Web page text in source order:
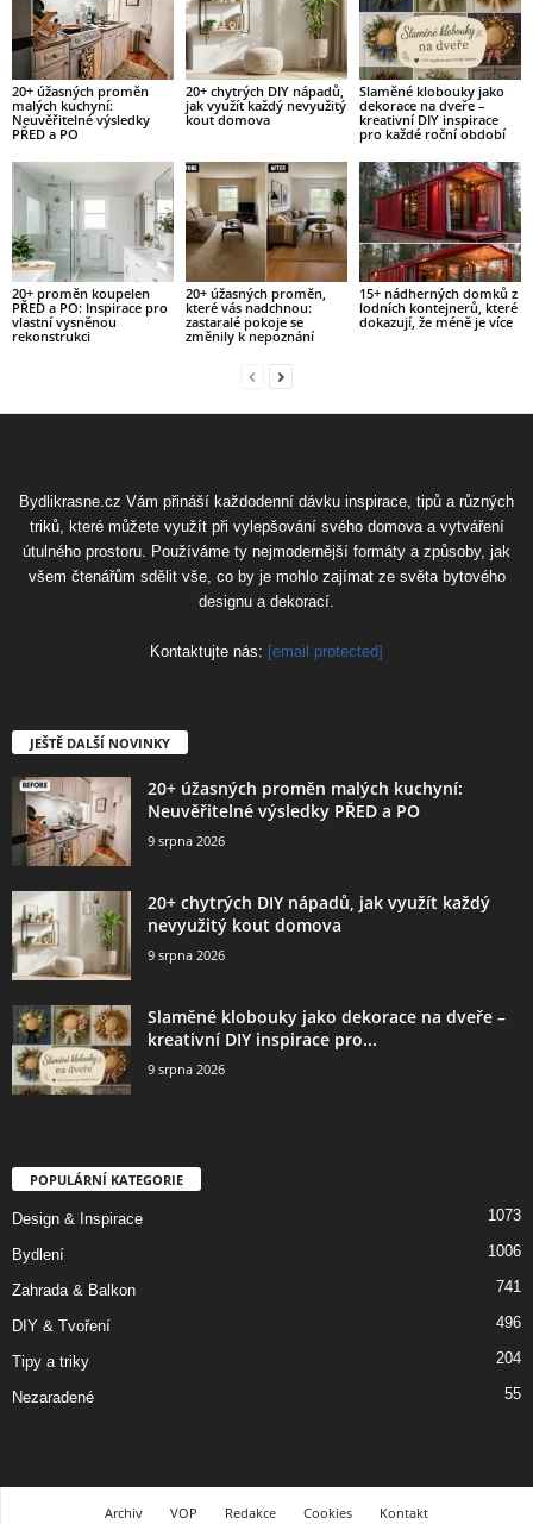
20+ úžasných proměn
malých kuchyní:
Neuvěřitelné výsledky
PŘED a PO
20+ chytrých DIY nápadů,
jak využít každý nevyužitý
kout domova
Slaměné klobouky jako
dekorace na dveře –
kreativní DIY inspirace
pro každé roční období
20+ proměn koupelen
PŘED a PO: Inspirace pro
vlastní vysněnou
rekonstrukci
20+ úžasných proměn,
které vás nadchnou:
zastaralé pokoje se
změnily k nepoznání
15+ nádherných domků z
lodních kontejnerů, které
dokazují, že méně je více
Bydlikrasne.cz Vám přináší každodenní dávku inspirace, tipů a různých
triků, které můžete využít při vylepšování svého domova a vytváření
útulného prostoru. Používáme ty nejmodernější formáty a způsoby, jak
všem čtenářům sdělit vše, co by je mohlo zajímat ze světa bytového
designu a dekorací.
Kontaktujte nás: [email protected]
JEŠTĚ DALŠÍ NOVINKY
20+ úžasných proměn malých kuchyní:
Neuvěřitelné výsledky PŘED a PO
9 srpna 2026
20+ chytrých DIY nápadů, jak využít každý
nevyužitý kout domova
9 srpna 2026
Slaměné klobouky jako dekorace na dveře –
kreativní DIY inspirace pro...
9 srpna 2026
POPULÁRNÍ KATEGORIE
Design & Inspirace 1073
Bydlení 1006
Zahrada & Balkon 741
DIY & Tvoření 496
Tipy a triky 204
Nezaradené 55
Archiv VOP Redakce Cookies Kontakt